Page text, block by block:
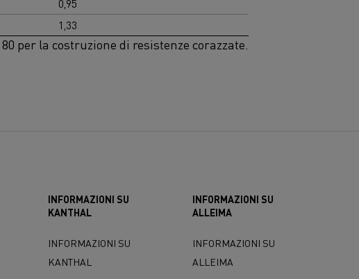
0,95
1,33
80 per la costruzione di resistenze corazzate.
INFORMAZIONI SU
KANTHAL
INFORMAZIONI SU
KANTHAL
INFORMAZIONI SU
ALLEIMA
INFORMAZIONI SU
ALLEIMA